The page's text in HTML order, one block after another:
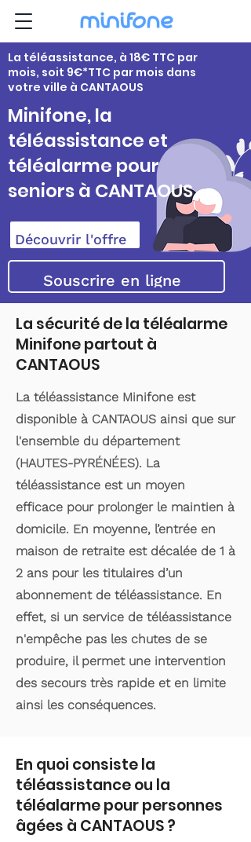
La téléassistance, à 18€ TTC par
mois, soit 9€*TTC par mois dans
votre ville à CANTAOUS
Minifone, la
téléassistance et
téléalarme pour
seniors à CANTAOUS
Découvrir l'offre
Souscrire en ligne
La sécurité de la téléalarme
Minifone partout à
CANTAOUS
La téléassistance Minifone est
disponible à CANTAOUS ainsi que sur
l'ensemble du département
(HAUTES-PYRÉNÉES). La
téléassistance est un moyen
efficace pour prolonger le maintien à
domicile. En moyenne, l’entrée en
maison de retraite est décalée de 1 à
2 ans pour les titulaires d’un
abonnement de téléassistance. En
effet, si un service de téléassistance
n'empêche pas les chutes de se
produire, il permet une intervention
des secours très rapide et en limite
ainsi les conséquences.
En quoi consiste la
téléassistance ou la
téléalarme pour personnes
âgées à CANTAOUS ?